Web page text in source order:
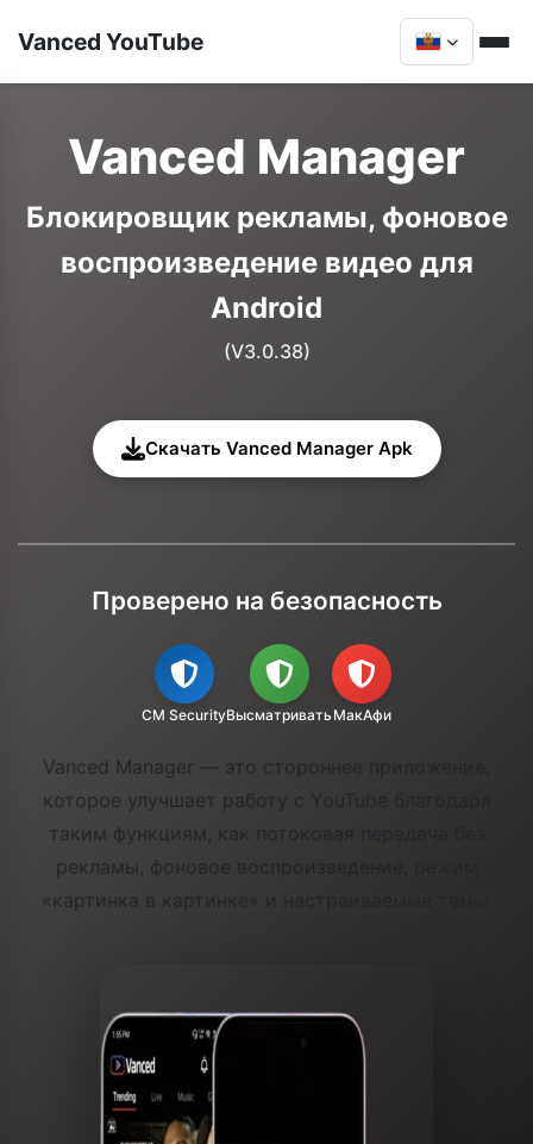
Vanced YouTube
Vanced Manager
Блокировщик рекламы, фоновое
воспроизведение видео для
Android
(V3.0.38)
Скачать Vanced Manager Apk
Проверено на безопасность
CM SecurityВысматриватьМакАфи
Vanced Manager — это стороннее приложение,
которое улучшает работу с YouTube благодаря
таким функциям, как потоковая передача без
рекламы, фоновое воспроизведение, режим
«картинка в картинке» и настраиваемые темы.